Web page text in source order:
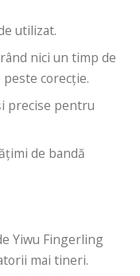
utilizat.
nici un timp de
corecție.
precise pentru
de bandă
Yiwu Fingerling
mai tineri.